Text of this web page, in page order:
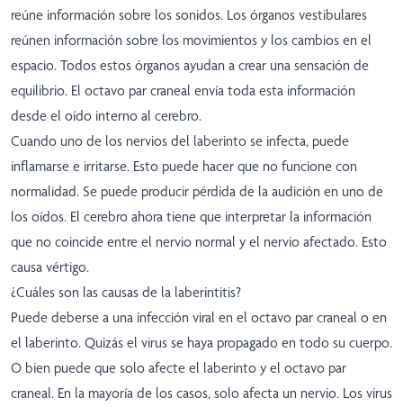
reúne información sobre los sonidos. Los órganos vestibulares
reúnen información sobre los movimientos y los cambios en el
espacio. Todos estos órganos ayudan a crear una sensación de
equilibrio. El octavo par craneal envía toda esta información
desde el oído interno al cerebro.
Cuando uno de los nervios del laberinto se infecta, puede
inflamarse e irritarse. Esto puede hacer que no funcione con
normalidad. Se puede producir pérdida de la audición en uno de
los oídos. El cerebro ahora tiene que interpretar la información
que no coincide entre el nervio normal y el nervio afectado. Esto
causa vértigo.
¿Cuáles son las causas de la laberintitis?
Puede deberse a una infección viral en el octavo par craneal o en
el laberinto. Quizás el virus se haya propagado en todo su cuerpo.
O bien puede que solo afecte el laberinto y el octavo par
craneal. En la mayoría de los casos, solo afecta un nervio. Los virus